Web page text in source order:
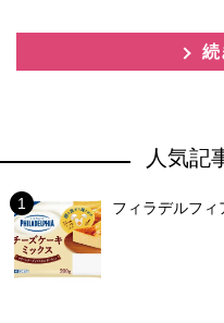
続
人気記
フィラデルフ